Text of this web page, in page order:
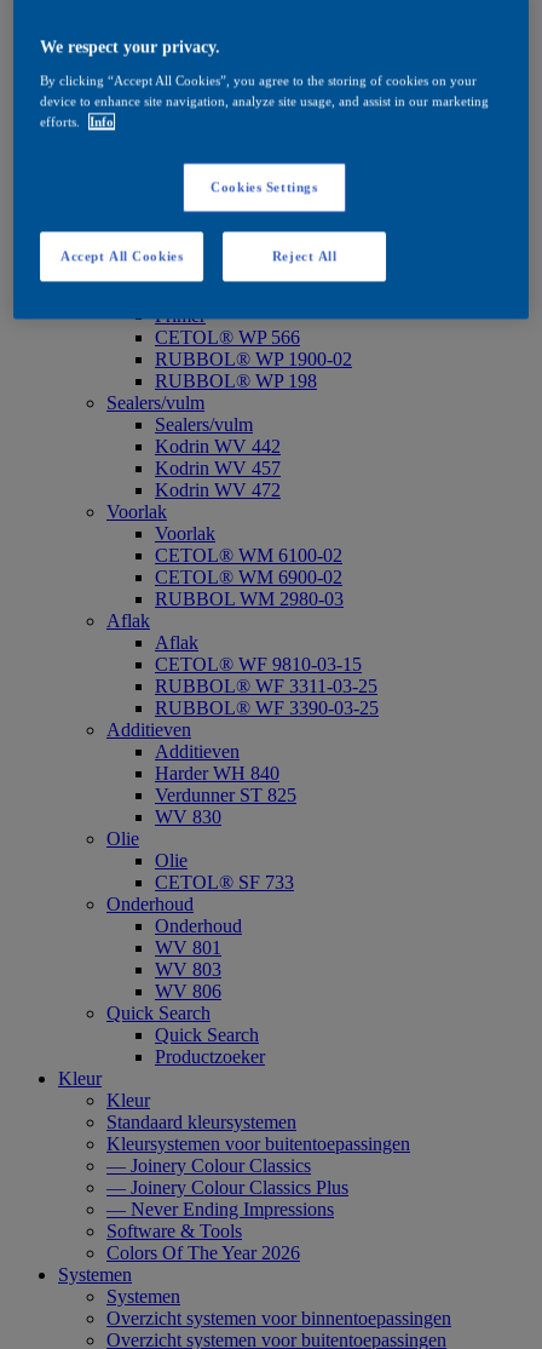
Beitsproducten
Watergedragen
Oplosmiddelhoudend
Quick Search
Productzoeker
Impregneren
Impregneren
Primer
CETOL® WP 566
RUBBOL® WP 1900-02
RUBBOL® WP 198
Sealers/vulm
Sealers/vulm
Kodrin WV 442
Kodrin WV 457
Kodrin WV 472
Voorlak
Voorlak
CETOL® WM 6100-02
CETOL® WM 6900-02
RUBBOL WM 2980-03
Aflak
Aflak
CETOL® WF 9810-03-15
RUBBOL® WF 3311-03-25
RUBBOL® WF 3390-03-25
Additieven
Additieven
Harder WH 840
Verdunner ST 825
WV 830
Olie
Olie
CETOL® SF 733
Onderhoud
Onderhoud
WV 801
WV 803
WV 806
Quick Search
Quick Search
Productzoeker
Kleur
Kleur
Standaard kleursystemen
Kleursystemen voor buitentoepassingen
— Joinery Colour Classics
— Joinery Colour Classics Plus
— Never Ending Impressions
Software & Tools
Colors Of The Year 2026
Systemen
Systemen
Overzicht systemen voor binnentoepassingen
Overzicht systemen voor buitentoepassingen
We respect your privacy.
By clicking “Accept All Cookies”, you agree to the storing of cookies on your
device to enhance site navigation, analyze site usage, and assist in our marketing
efforts.
Info
Cookies Settings
Reject All
Accept All Cookies